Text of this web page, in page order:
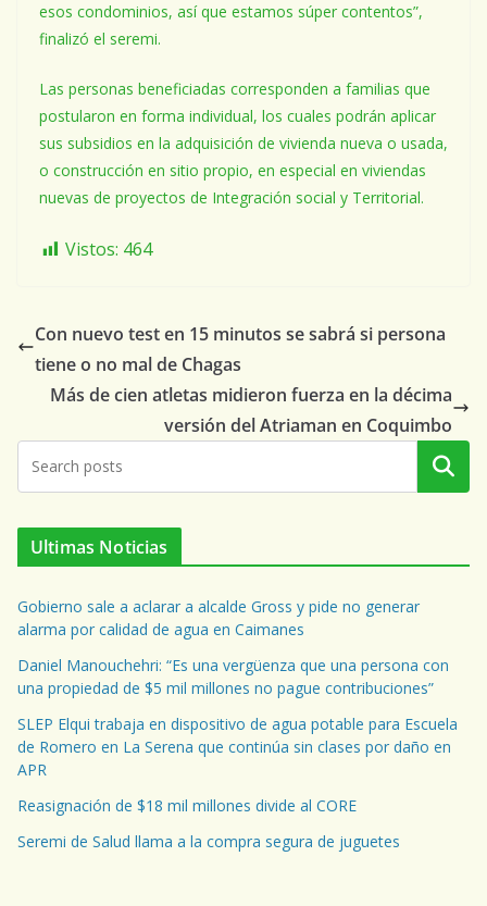
esos condominios, así que estamos súper contentos”,
finalizó el seremi.
Las personas beneficiadas corresponden a familias que
postularon en forma individual, los cuales podrán aplicar
sus subsidios en la adquisición de vivienda nueva o usada,
o construcción en sitio propio, en especial en viviendas
nuevas de proyectos de Integración social y Territorial.
Vistos: 464
Con nuevo test en 15 minutos se sabrá si persona
tiene o no mal de Chagas
Más de cien atletas midieron fuerza en la décima
versión del Atriaman en Coquimbo
Buscar
Ultimas Noticias
Gobierno sale a aclarar a alcalde Gross y pide no generar
alarma por calidad de agua en Caimanes
Daniel Manouchehri: “Es una vergüenza que una persona con
una propiedad de $5 mil millones no pague contribuciones”
SLEP Elqui trabaja en dispositivo de agua potable para Escuela
de Romero en La Serena que continúa sin clases por daño en
APR
Reasignación de $18 mil millones divide al CORE
Seremi de Salud llama a la compra segura de juguetes